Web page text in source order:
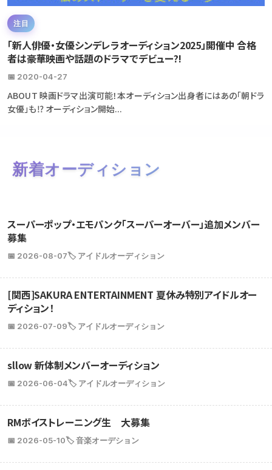
注目
「新人俳優・女優シンデレラオーディション2025」開催中 合格
者は豪華映画や話題のドラマでデビュー?!
📅 2020-04-27
ABOUT 映画ドラマ出演可能！本オーディション出身者にはあの「朝ドラ
女優」も⁉ オーディション開始...
新着オーディション
スーパーポップ・エモパンク「スーパーオーバー」追加メンバー
募集
📅 2026-08-07🏷️ アイドルオーディション
[関西]SAKURA ENTERTAINMENT 夏休み特別アイドルオー
ディション！
📅 2026-07-09🏷️ アイドルオーディション
sllow 新体制メンバーオーディション
📅 2026-06-04🏷️ アイドルオーディション
RMボイストレーニング生 大募集
📅 2026-05-10🏷️ 音楽オーデション